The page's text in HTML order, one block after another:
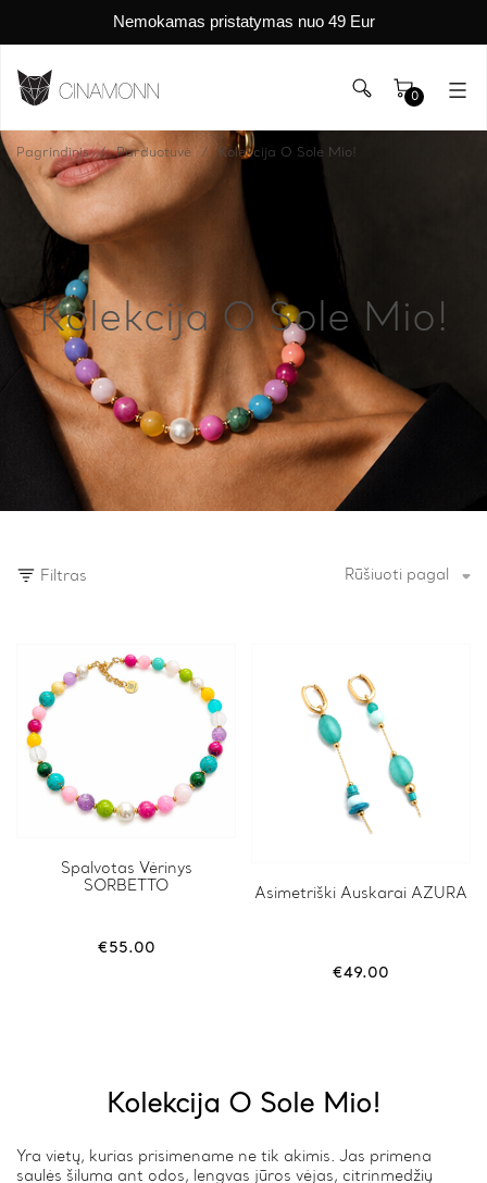
Nemokamas pristatymas nuo 49 Eur
0
Kolekcija O Sole Mio!
Pagrindinis Parduotuvė Kolekcija O Sole Mio!
Filtras Rūšiuoti pagal
Spalvotas Vėrinys
SORBETTO
€55.00
Asimetriški Auskarai AZURA
€49.00
Kolekcija O Sole Mio!
Yra vietų, kurias prisimename ne tik akimis. Jas primena
saulės šiluma ant odos, lengvas jūros vėjas, citrinmedžių